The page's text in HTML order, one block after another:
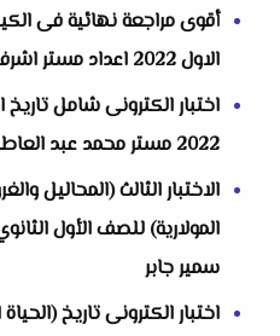
أقوى مراجعة نهائية فى
الاول 2022 اعداد مستر اشرف زليخة
اختبار الكترونى شامل تاريخ
2022 مستر محمد عبد العاطي قنديل
الاختبار الثالث (المحاليل
سمير جابر
اختبار الكترونى تاريخ